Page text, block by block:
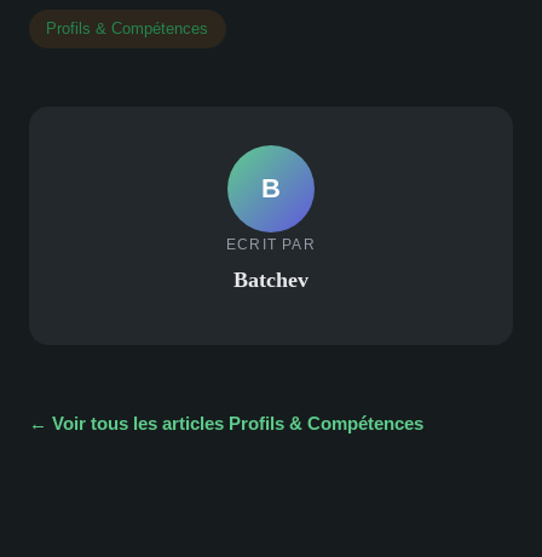
Profils & Compétences
B
ECRIT PAR
Batchev
← Voir tous les articles Profils & Compétences